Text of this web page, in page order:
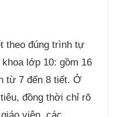
theo đúng trình tự
lớp 10: gồm 16
từ 7 đến 8 tiết. Ở
đồng thời chỉ rõ